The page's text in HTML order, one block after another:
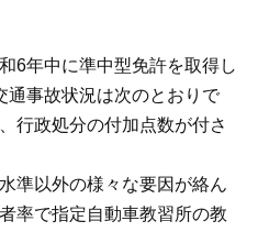
6年中に準中型免許を取得し
通事故状況は次のとおりで
行政処分の付加点数が付さ
準以外の様々な要因が絡ん
率で指定自動車教習所の教